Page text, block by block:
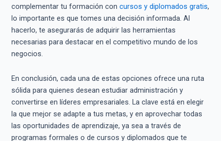
complementar tu formación con cursos y diplomados gratis,
lo importante es que tomes una decisión informada. Al
hacerlo, te asegurarás de adquirir las herramientas
necesarias para destacar en el competitivo mundo de los
negocios.
En conclusión, cada una de estas opciones ofrece una ruta
sólida para quienes desean estudiar administración y
convertirse en líderes empresariales. La clave está en elegir
la que mejor se adapte a tus metas, y en aprovechar todas
las oportunidades de aprendizaje, ya sea a través de
programas formales o de cursos y diplomados que te